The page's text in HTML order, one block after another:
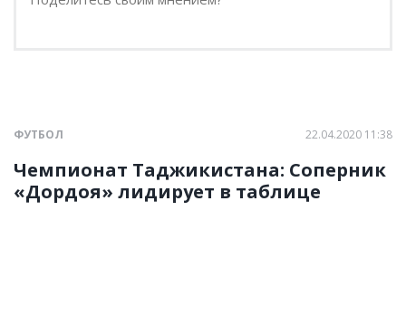
ФУТБОЛ 22.04.2020 11:38
Чемпионат Таджикистана: Соперник
«Дордоя» лидирует в таблице